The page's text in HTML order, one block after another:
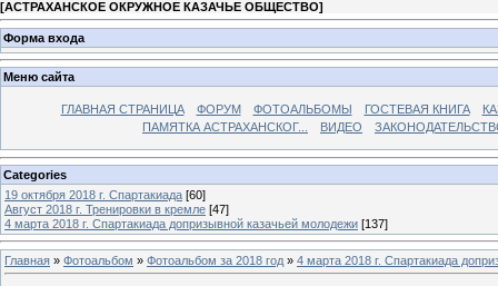
[АСТРАХАНСКОЕ ОКРУЖНОЕ КАЗАЧЬЕ ОБЩЕСТВО]
Форма входа
Меню сайта
ГЛАВНАЯ СТРАНИЦА ФОРУМ ФОТОАЛЬБОМЫ ГОСТЕВАЯ КНИГА
ПАМЯТКА АСТРАХАНСКОГ...
ВИДЕО
Categories
19 октября 2018 г. Спартакиада [60]
Август 2018 г. Тренировки в кремле [47]
4 марта 2018 г. Спартакиада допризывной казачьей молодежи [137]
Главная » Фотоальбом » Фотоальбом за 2018 год » 4 марта 2018 г. Спартакиада